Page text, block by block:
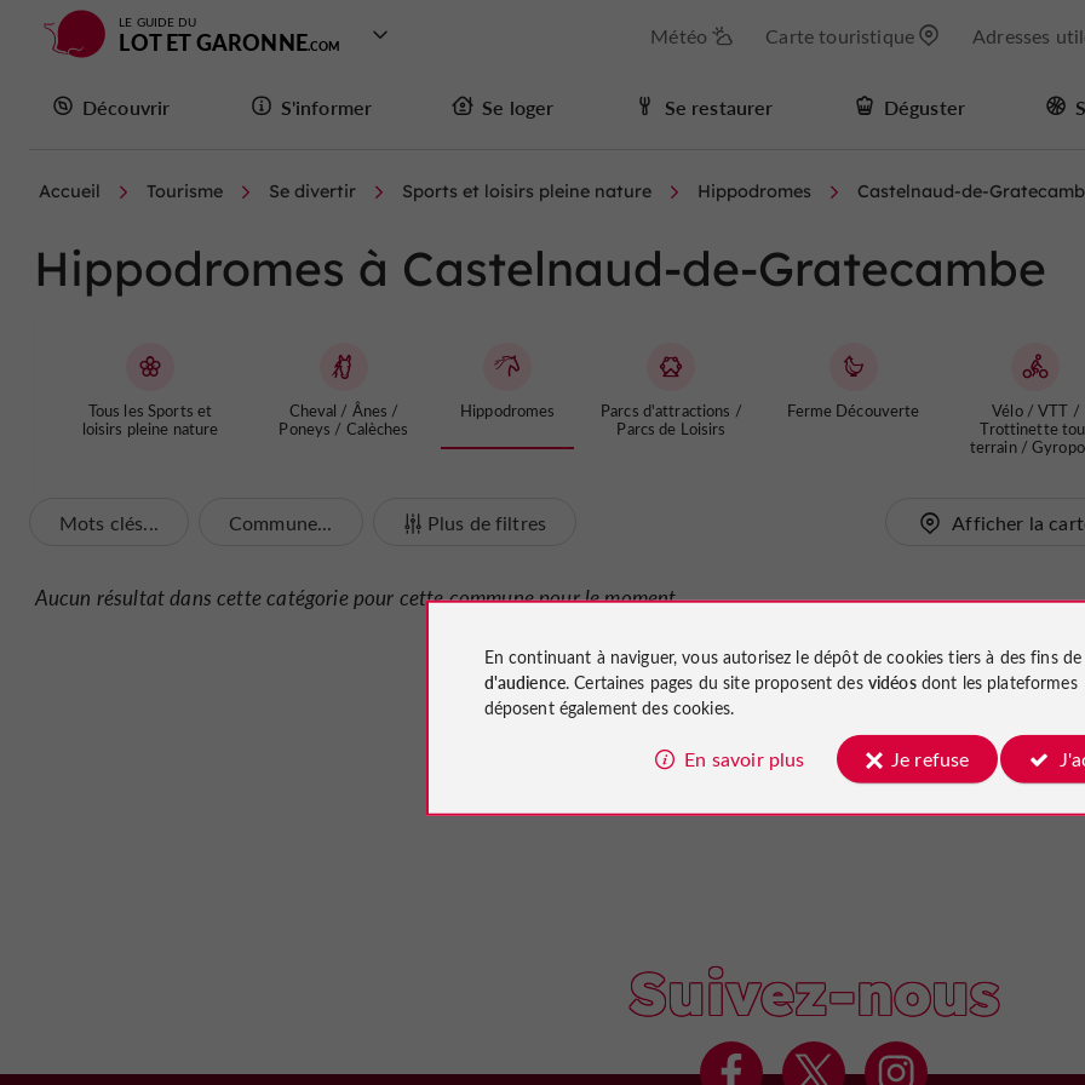
LE GUIDE DU
LOT ET GARONNE Météo Carte touristique Adresses
Découvrir S'informer Se loger Se restaurer Déguster
Accueil Tourisme Se divertir Sports et loisirs pleine nature Hippodromes Castelnaud-de-
Hippodromes à Castelnaud-de-Gratecambe
Tous les Sports et
loisirs pleine nature
Cheval / Ânes /
Poneys / Calèches
Hippodromes
Parcs d'attractions /
Parcs de Loisirs
Ferme Découverte
Vélo / VTT /
Trottinette
terrain /
Mots clés... Commune... Plus de filtres Afficher la
Aucun résultat dans cette catégorie pour cette commune pour le moment...
Suivez-nous
En continuant à naviguer, vous autorisez le dépôt de cookies tiers à des fins de
d'audience. Certaines pages du site proposent des vidéosdont les plateformes
déposent également des cookies.
En savoir plus Je refuse